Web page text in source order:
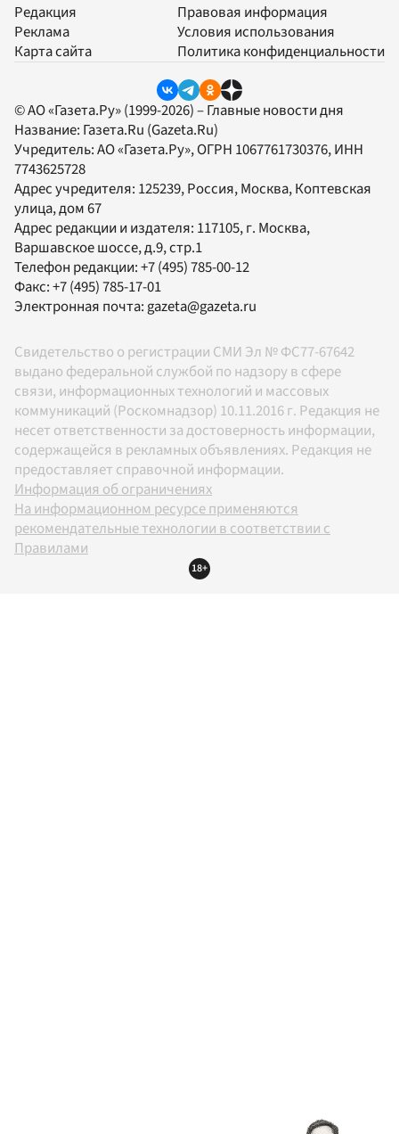
Редакция
Реклама
Карта сайта
Правовая информация
Условия использования
Политика конфиденциальности
© АО «Газета.Ру» (1999-2026) – Главные новости дня
Название: Газета.Ru (Gazeta.Ru)
Учредитель:АО «Газета.Ру», ОГРН 1067761730376, ИНН
7743625728
Адрес учредителя: 125239, Россия, Москва, Коптевская
улица, дом 67
Адрес редакции и издателя: 117105, г. Москва,
Варшавское шоссе, д.9, стр.1
Телефон редакции:+7 (495) 785-00-12
Факс:+7 (495) 785-17-01
Электронная почта:gazeta@gazeta.ru
Свидетельство о регистрации СМИ Эл № ФС77-67642
выдано федеральной службой по надзору в сфере
связи, информационных технологий и массовых
коммуникаций (Роскомнадзор) 10.11.2016 г. Редакция не
несет ответственности за достоверность информации,
содержащейся в рекламных объявлениях. Редакция не
предоставляет справочной информации.
Информация об ограничениях
На информационном ресурсе применяются
рекомендательные технологии в соответствии с
Правилами
18+